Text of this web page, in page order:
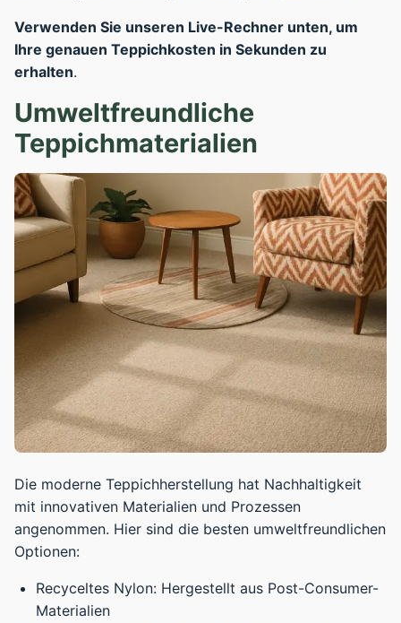
Verwenden Sie unseren Live-Rechner unten, um
Ihre genauen Teppichkosten in Sekunden zu
erhalten.
Umweltfreundliche
Teppichmaterialien
Die moderne Teppichherstellung hat Nachhaltigkeit
mit innovativen Materialien und Prozessen
angenommen. Hier sind die besten umweltfreundlichen
Optionen:
Recyceltes Nylon: Hergestellt aus Post-Consumer-
Materialien